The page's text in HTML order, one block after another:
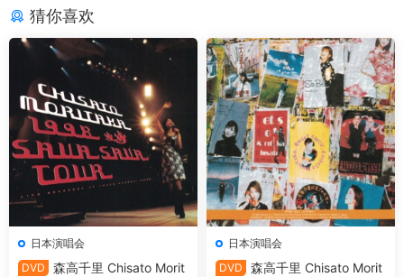
猜你喜欢
日本演唱会
DVD
森高千里 Chisato Morit
日本演唱会
DVD
森高千里 Chisato Morit